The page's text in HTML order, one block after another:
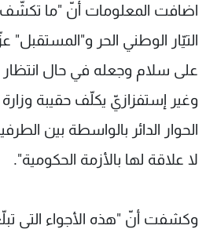
اضافت المعلومات أنّ "ما تكشّف
التيّار الوطني الحر
على سلام وجعله في حال
وغير إستفزازيّ يكلّف حقيبة
الحوار الدائر بالواسطة بين
لا علاقة لها بالأزمة الحكومية".
وكشفت أنّ "هذه الأجواء التي